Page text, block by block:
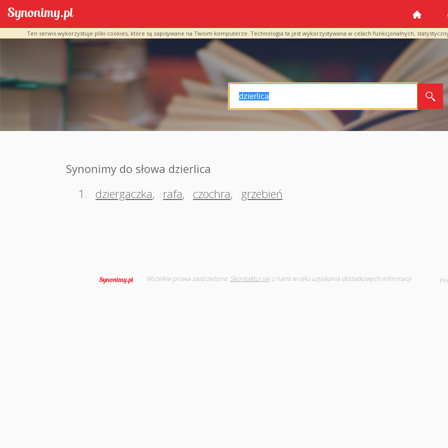
Ten serwis wykorzystuje pliki cookies, które są zapisywane na Twoim komputerze. Technologia ta jest wykorzystywana w celach funkcjonalnych,
Synonimy do słowa dzierlica
1.
dziergaczka, rafa, czochra, grzebień
Wszelkie prawa zastrzeżone. Skontaktuj sięz nami w celu uzyskania dodatkowych informacji